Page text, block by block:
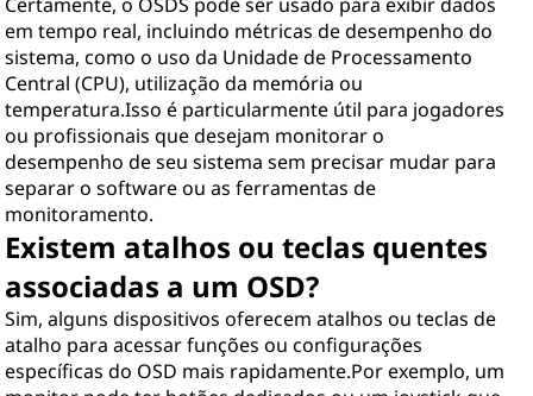
em tempo real, incluindo métricas de desempenho do
sistema, como o uso da Unidade de Processamento
Central (CPU), utilização da memória ou
temperatura.Isso é particularmente útil para jogadores
ou profissionais que desejam monitorar o
desempenho de seu sistema sem precisar mudar para
separar o software ou as ferramentas de
monitoramento.
Existem atalhos ou teclas quentes
associadas a um OSD?
Sim, alguns dispositivos oferecem atalhos ou teclas de
atalho para acessar funções ou configurações
específicas do OSD mais rapidamente.Por exemplo, um